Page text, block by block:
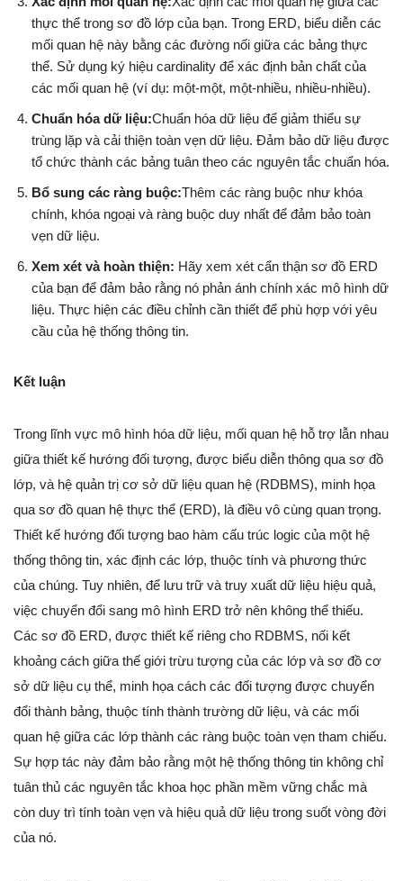
thực thể trong sơ đồ lớp của bạn. Trong ERD, biểu diễn các
mối quan hệ này bằng các đường nối giữa các bảng thực
thể. Sử dụng ký hiệu cardinality để xác định bản chất của
các mối quan hệ (ví dụ: một-một, một-nhiều, nhiều-nhiều).
Chuẩn hóa dữ liệu:Chuẩn hóa dữ liệu để giảm thiểu sự
trùng lặp và cải thiện toàn vẹn dữ liệu. Đảm bảo dữ liệu được
tổ chức thành các bảng tuân theo các nguyên tắc chuẩn hóa.
Bổ sung các ràng buộc:Thêm các ràng buộc như khóa
chính, khóa ngoại và ràng buộc duy nhất để đảm bảo toàn
vẹn dữ liệu.
Xem xét và hoàn thiện: Hãy xem xét cẩn thận sơ đồ ERD
của bạn để đảm bảo rằng nó phản ánh chính xác mô hình dữ
liệu. Thực hiện các điều chỉnh cần thiết để phù hợp với yêu
cầu của hệ thống thông tin.
Kết luận
Trong lĩnh vực mô hình hóa dữ liệu, mối quan hệ hỗ trợ lẫn nhau
giữa thiết kế hướng đối tượng, được biểu diễn thông qua sơ đồ
lớp, và hệ quản trị cơ sở dữ liệu quan hệ (RDBMS), minh họa
qua sơ đồ quan hệ thực thể (ERD), là điều vô cùng quan trọng.
Thiết kế hướng đối tượng bao hàm cấu trúc logic của một hệ
thống thông tin, xác định các lớp, thuộc tính và phương thức
của chúng. Tuy nhiên, để lưu trữ và truy xuất dữ liệu hiệu quả,
việc chuyển đổi sang mô hình ERD trở nên không thể thiếu.
Các sơ đồ ERD, được thiết kế riêng cho RDBMS, nối kết
khoảng cách giữa thế giới trừu tượng của các lớp và sơ đồ cơ
sở dữ liệu cụ thể, minh họa cách các đối tượng được chuyển
đổi thành bảng, thuộc tính thành trường dữ liệu, và các mối
quan hệ giữa các lớp thành các ràng buộc toàn vẹn tham chiếu.
Sự hợp tác này đảm bảo rằng một hệ thống thông tin không chỉ
tuân thủ các nguyên tắc khoa học phần mềm vững chắc mà
còn duy trì tính toàn vẹn và hiệu quả dữ liệu trong suốt vòng đời
của nó.